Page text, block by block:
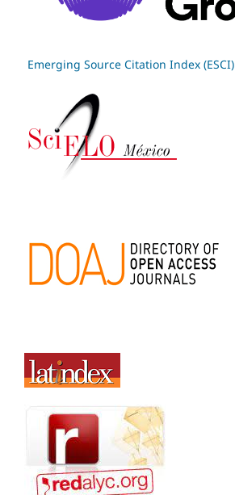
Emerging Source Citation Index (ESCI)